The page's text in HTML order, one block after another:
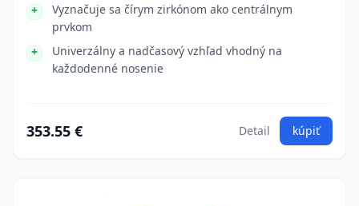
Vyznačuje sa čírym zirkónom ako centrálnym
prvkom
Univerzálny a nadčasový vzhľad vhodný na
každodenné nosenie
353.55 € Detail kúpiť